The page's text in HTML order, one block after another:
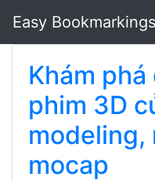
Easy Bookmarkings
Khám
phim 3D
modeling,
mocap